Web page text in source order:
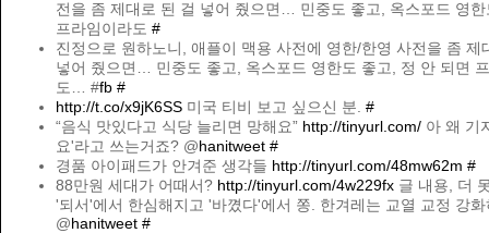
전을 좀 제대로 된 걸 넣어 줬으면… 민중도 좋고, 옥스포드 영한
프라임이라도 #
진정으로 원하노니, 애플이 맥용 사전에 영한/한영 사전을 좀 제
넣어 줬으면… 민중도 좋고, 옥스포드 영한도 좋고, 정 안 되면
도… #fb #
http://t.co/x9jK6SS 미국 티비 보고 싶으신 분. #
“음식 맛있다고 식당 늘리면 망해요” http://tinyurl.com/ 아 왜 기
요'라고 쓰는거죠? @ hanitweet #
경품 아이패드가 안겨준 생각들 http://tinyurl.com/48mw62m #
88만원 세대가 어때서? http://tinyurl.com/4w229fx 글 내용, 더
'되서'에서 한심해지고 '바꼈다'에서 쫑. 한겨레는 교열 교정 강화
@ hanitweet #